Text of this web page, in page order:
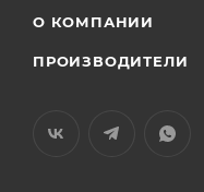
О КОМПАНИИ
ПРОИЗВОДИТЕЛИ